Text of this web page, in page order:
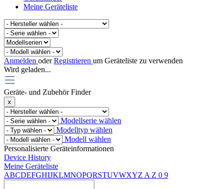
Meine Geräteliste
Anmelden oderRegistrieren um Geräteliste zu verwenden
Wird geladen...
Geräte- und Zubehör Finder
x
Modellserie wählen
Modelltyp wählen
Modell wählen
Personalisierte Geräteinformationen
Device History
Meine Geräteliste
ABCDEFGHIJKLMNOPQRSTUVWXYZ A Z 0 9